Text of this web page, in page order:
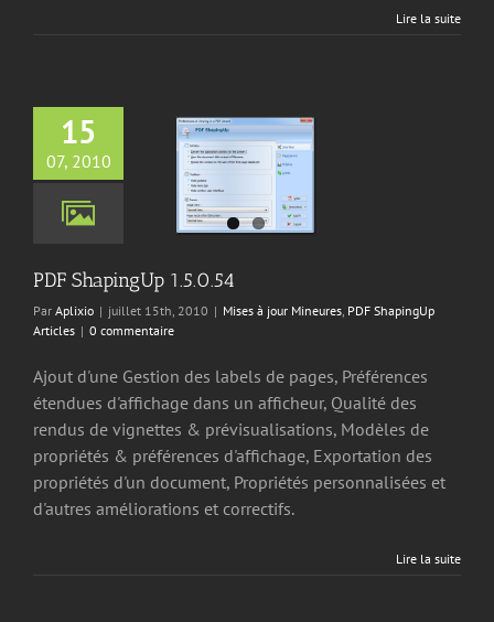
Lire la suite
15
07, 2010
1.5.0.54
Mineures PDF
Articles
PDF ShapingUp 1.5.0.54
Par Aplixio | juillet 15th, 2010 | Mises à jour Mineures, PDF ShapingUp
Articles | 0 commentaire
Ajout d'une Gestion des labels de pages, Préférences
étendues d'affichage dans un afficheur, Qualité des
rendus de vignettes & prévisualisations, Modèles de
propriétés & préférences d'affichage, Exportation des
propriétés d'un document, Propriétés personnalisées et
d'autres améliorations et correctifs.
Lire la suite